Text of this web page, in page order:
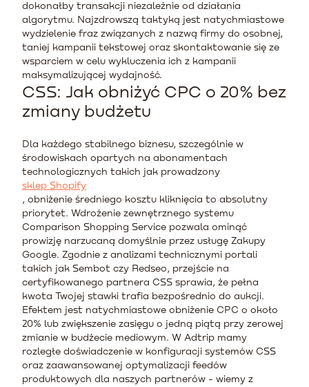
dokonałby transakcji niezależnie od działania
algorytmu. Najzdrowszą taktyką jest natychmiastowe
wydzielenie fraz związanych z nazwą firmy do osobnej,
taniej kampanii tekstowej oraz skontaktowanie się ze
wsparciem w celu wykluczenia ich z kampanii
maksymalizującej wydajność.
CSS: Jak obniżyć CPC o 20% bez
zmiany budżetu
Dla każdego stabilnego biznesu, szczególnie w
środowiskach opartych na abonamentach
technologicznych takich jak prowadzony
sklep Shopify
, obniżenie średniego kosztu kliknięcia to absolutny
priorytet. Wdrożenie zewnętrznego systemu
Comparison Shopping Service pozwala ominąć
prowizję narzucaną domyślnie przez usługę Zakupy
Google. Zgodnie z analizami technicznymi portali
takich jak Sembot czy Redseo, przejście na
certyfikowanego partnera CSS sprawia, że pełna
kwota Twojej stawki trafia bezpośrednio do aukcji.
Efektem jest natychmiastowe obniżenie CPC o około
20% lub zwiększenie zasięgu o jedną piątą przy zerowej
zmianie w budżecie mediowym. W Adtrip mamy
rozległe doświadczenie w konfiguracji systemów CSS
oraz zaawansowanej optymalizacji feedów
produktowych dla naszych partnerów - wiemy z